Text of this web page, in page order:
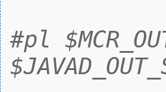
#pl